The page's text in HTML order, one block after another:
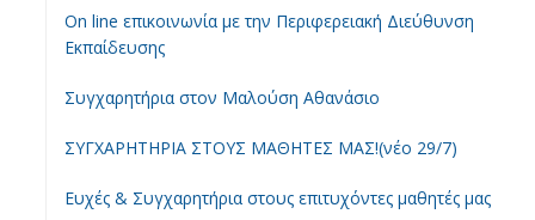
On line επικοινωνία με την Περιφερειακή Διεύθυνση
Εκπαίδευσης
Συγχαρητήρια στον Μαλούση Αθανάσιο
ΣΥΓΧΑΡΗΤΗΡΙΑ ΣΤΟΥΣ ΜΑΘΗΤΕΣ ΜΑΣ!(νέο 29/7)
Ευχές & Συγχαρητήρια στους επιτυχόντες μαθητές μας